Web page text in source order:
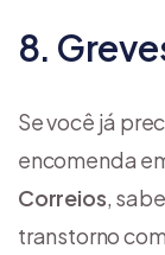
8.
Se você já
encomenda
Correios,
transtorno